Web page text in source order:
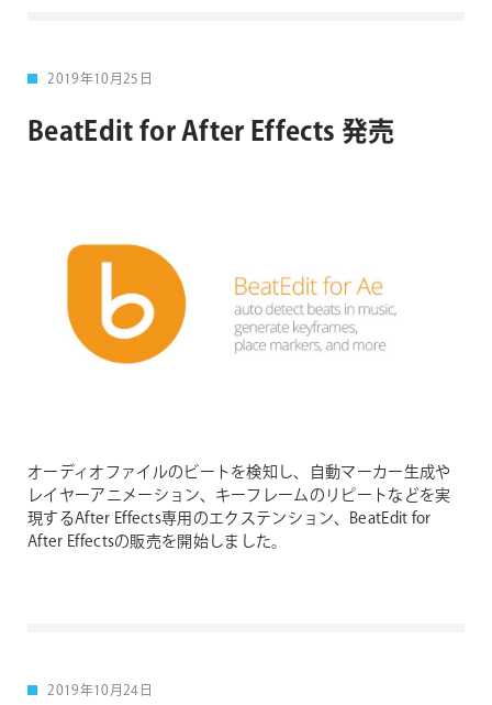
2019年10月25日
BeatEdit for After Effects 発売
オーディオファイルのビートを検知し、自動マーカー生成や
レイヤーアニメーション、キーフレームのリピートなどを実
現するAfter Effects専用のエクステンション、BeatEdit for
After Effectsの販売を開始しました。
2019年10月24日